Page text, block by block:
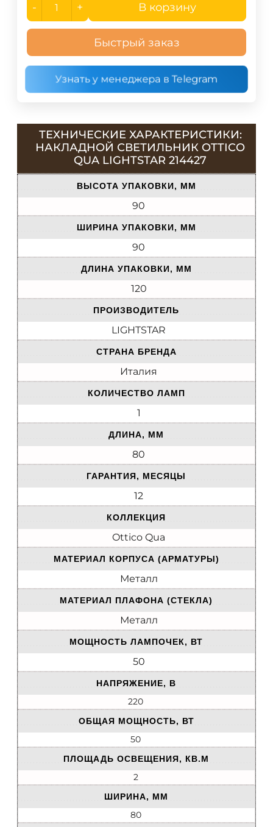
- + В корзину
Быстрый заказ
Узнать у менеджера в Telegram
ТЕХНИЧЕСКИЕ ХАРАКТЕРИСТИКИ:
НАКЛАДНОЙ СВЕТИЛЬНИК OTTICO
QUA LIGHTSTAR 214427
ВЫСОТА УПАКОВКИ, ММ
90
ШИРИНА УПАКОВКИ, ММ
90
ДЛИНА УПАКОВКИ, ММ
120
ПРОИЗВОДИТЕЛЬ
LIGHTSTAR
СТРАНА БРЕНДА
Италия
КОЛИЧЕСТВО ЛАМП
1
ДЛИНА, ММ
80
ГАРАНТИЯ, МЕСЯЦЫ
12
КОЛЛЕКЦИЯ
Ottico Qua
МАТЕРИАЛ КОРПУСА (АРМАТУРЫ)
Металл
МАТЕРИАЛ ПЛАФОНА (СТЕКЛА)
Металл
МОЩНОСТЬ ЛАМПОЧЕК, ВТ
50
НАПРЯЖЕНИЕ, В
220
ОБЩАЯ МОЩНОСТЬ, ВТ
50
ПЛОЩАДЬ ОСВЕЩЕНИЯ, КВ.М
2
ШИРИНА, ММ
80